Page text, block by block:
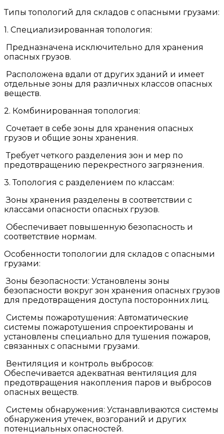
Типы топологий для складов с опасными грузами:
1. Специализированная топология:
Предназначена исключительно для хранения
опасных грузов.
Расположена вдали от других зданий и имеет
отдельные зоны для различных классов опасных
веществ.
2. Комбинированная топология:
Сочетает в себе зоны для хранения опасных
грузов и общие зоны хранения.
Требует четкого разделения зон и мер по
предотвращению перекрестного загрязнения.
3. Топология с разделением по классам:
Зоны хранения разделены в соответствии с
классами опасности опасных грузов.
Обеспечивает повышенную безопасность и
соответствие нормам.
Особенности топологии для складов с опасными
грузами:
Зоны безопасности: Установлены зоны
безопасности вокруг зон хранения опасных грузов
для предотвращения доступа посторонних лиц.
Системы пожаротушения: Автоматические
системы пожаротушения спроектированы и
установлены специально для тушения пожаров,
связанных с опасными грузами.
Вентиляция и контроль выбросов:
Обеспечивается адекватная вентиляция для
предотвращения накопления паров и выбросов
опасных веществ.
Системы обнаружения: Устанавливаются системы
обнаружения утечек, возгораний и других
потенциальных опасностей.